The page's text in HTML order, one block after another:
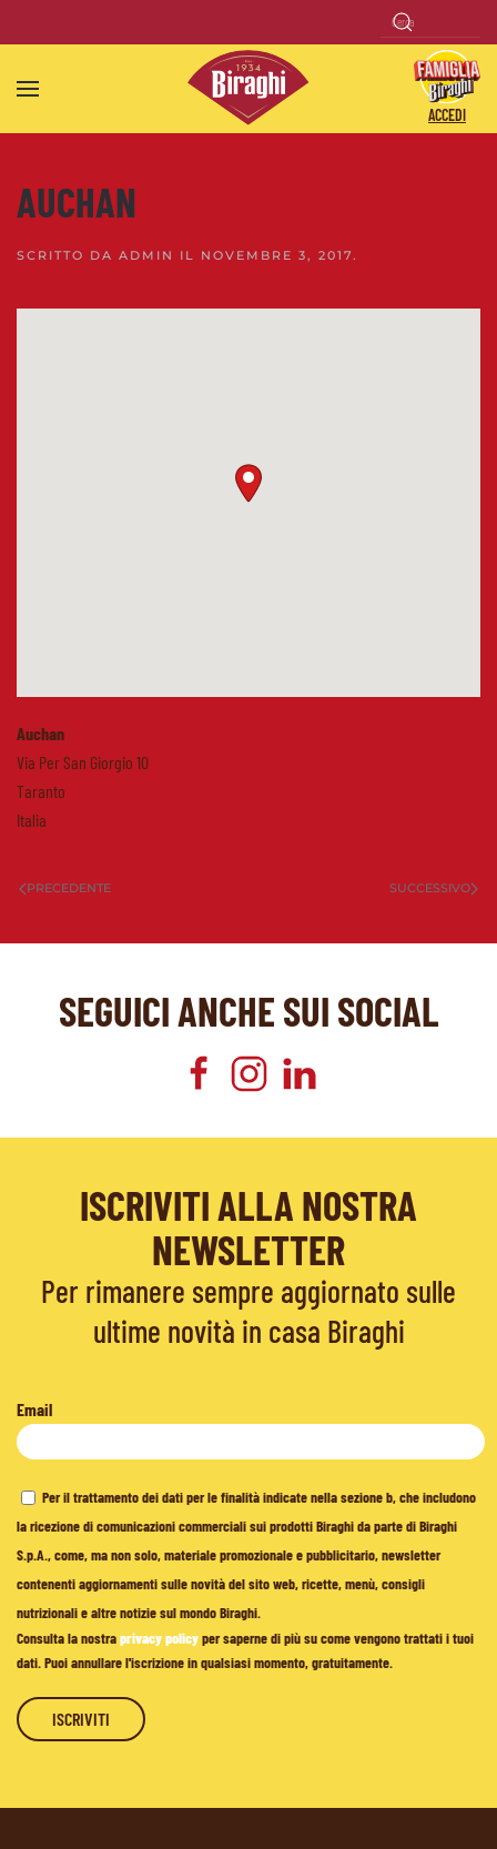
Skip to main content
ACCEDI
AUCHAN
SCRITTO DA ADMIN IL NOVEMBRE 3, 2017.
Auchan
Via Per San Giorgio 10
Taranto
Italia
PRECEDENTE SUCCESSIVO
SEGUICI ANCHE SUI SOCIAL
ISCRIVITI ALLA NOSTRA
NEWSLETTER
Per rimanere sempre aggiornato sulle
ultime novità in casa Biraghi
Email
Per il trattamento dei dati per le finalità indicate nella sezione b, che includono
la ricezione di comunicazioni commerciali sui prodotti Biraghi da parte di Biraghi
S.p.A., come, ma non solo, materiale promozionale e pubblicitario, newsletter
contenenti aggiornamenti sulle novità del sito web, ricette, menù, consigli
nutrizionali e altre notizie sul mondo Biraghi.
Consulta la nostraprivacy policyper saperne di più su come vengono trattati i tuoi
dati. Puoi annullare l'iscrizione in qualsiasi momento, gratuitamente.